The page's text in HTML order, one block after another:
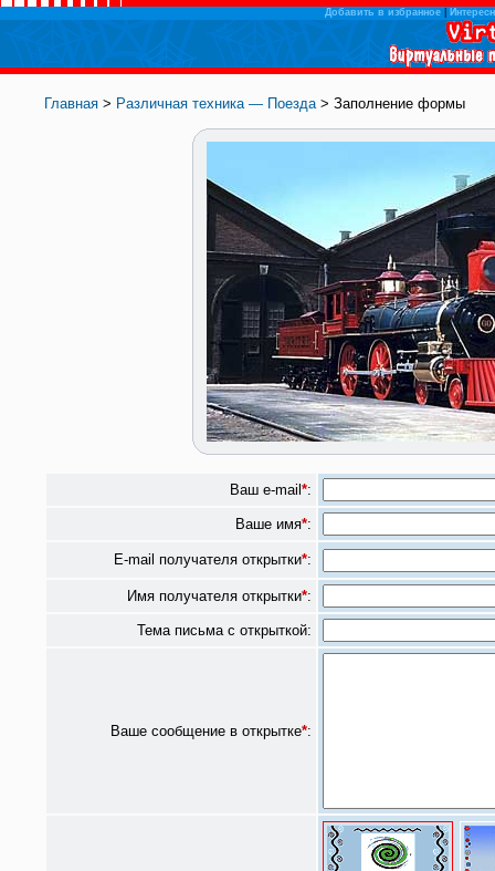
Добавить в избранное|
Главная > Различная техника — Поезда> Заполнение формы
Ваш e-mail *:
Ваше имя*:
E-mail получателя открытки*:
Имя получателя открытки*:
Тема письма с открыткой:
Ваше сообщение в открытке*: